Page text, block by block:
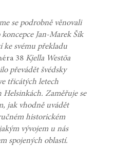
se podrobně věnovali
Jan-Marek Šík
ke svému překladu
38 Kjella Westöa
převádět švédsky
třicátých letech
Helsinkách. Zaměřuje se
jak vhodně uvádět
historickém
vývojem u nás
spojených oblastí.